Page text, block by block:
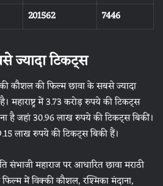
201562 7446
ज्यादा टिकट्स
कौशल की फिल्म छावा के सबसे ज्यादा
महाराष्ट्र में 3.73 करोड़ रुपये की टिकट्स
है जहां 30.96 लाख रुपये की टिकट्स बिकीं।
लाख रुपये की टिकट्स बिकी हैं।
संभाजी महाराज पर आधारित छावा मराठी
में विक्की कौशल, रश्मिका मंदाना,